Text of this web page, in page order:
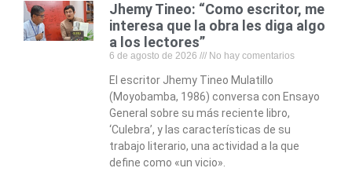
Jhemy Tineo: “Como escritor, me
interesa que la obra les diga algo
a los lectores”
6 de agosto de 2026 No hay comentarios
El escritor Jhemy Tineo Mulatillo
(Moyobamba, 1986) conversa con Ensayo
General sobre su más reciente libro,
‘Culebra’, y las características de su
trabajo literario, una actividad a la que
define como «un vicio».